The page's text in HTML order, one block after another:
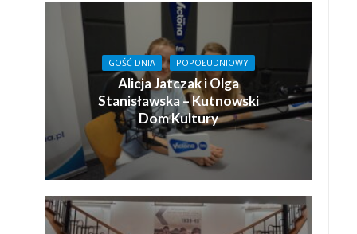
GOŚĆ DNIA POPOŁUDNIOWY
Alicja Jatczak i Olga
Stanisławska – Kutnowski
Dom Kultury